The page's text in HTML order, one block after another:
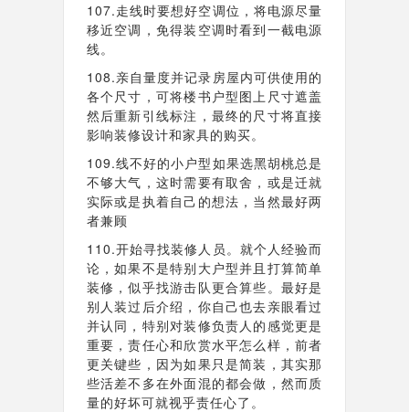
107.走线时要想好空调位，将电源尽量
移近空调，免得装空调时看到一截电源
线。
108.亲自量度并记录房屋内可供使用的
各个尺寸，可将楼书户型图上尺寸遮盖
然后重新引线标注，最终的尺寸将直接
影响装修设计和家具的购买。
109.线不好的小户型如果选黑胡桃总是
不够大气，这时需要有取舍，或是迁就
实际或是执着自己的想法，当然最好两
者兼顾
110.开始寻找装修人员。就个人经验而
论，如果不是特别大户型并且打算简单
装修，似乎找游击队更合算些。最好是
别人装过后介绍，你自己也去亲眼看过
并认同，特别对装修负责人的感觉更是
重要，责任心和欣赏水平怎么样，前者
更关键些，因为如果只是简装，其实那
些活差不多在外面混的都会做，然而质
量的好坏可就视乎责任心了。